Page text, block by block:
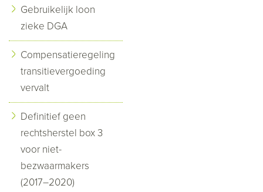
Gebruikelijk loon
zieke DGA
Compensatieregeling
transitievergoeding
vervalt
Definitief geen
rechtsherstel box 3
voor niet-
bezwaarmakers
(2017–2020)